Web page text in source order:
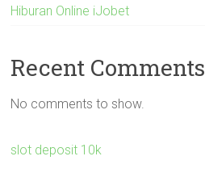
Hiburan Online iJobet
Recent Comments
No comments to show.
slot deposit 10k